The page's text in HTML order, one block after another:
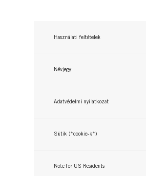
Használati feltételek
Névjegy
Adatvédelmi nyilatkozat
Sütik (*cookie-k*)
Note for US Residents